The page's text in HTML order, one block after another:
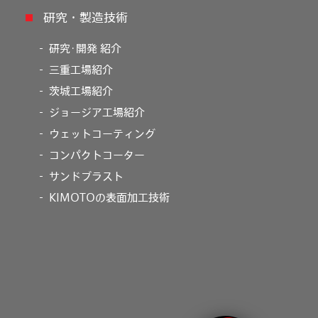
研究・製造技術
研究･開発 紹介
三重工場紹介
茨城工場紹介
ジョージア工場紹介
ウェットコーティング
コンパクトコーター
サンドブラスト
KIMOTOの表面加工技術